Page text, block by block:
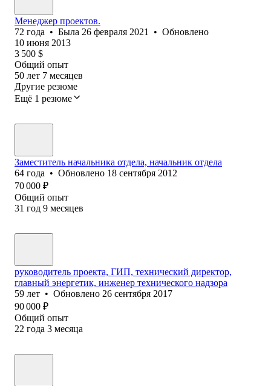
Менеджер проектов.
72 года • Была 26 февраля 2021 • Обновлено
10 июня 2013
3 500 $
Общий опыт
50 лет 7 месяцев
Другие резюме
Ещё 1 резюме
Заместитель начальника отдела, начальник отдела
64 года • Обновлено 18 сентября 2012
70 000 ₽
Общий опыт
31 год 9 месяцев
руководитель проекта, ГИП, технический директор,
главный энергетик, инженер технического надзора
59 лет • Обновлено 26 сентября 2017
90 000 ₽
Общий опыт
22 года 3 месяца